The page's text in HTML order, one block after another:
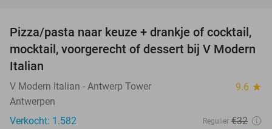
28%
Pizza/pasta naar keuze + drankje of cocktail,
mocktail, voorgerecht of dessert bij V Modern
Italian
V Modern Italian - Antwerp Tower 9.6 star
Antwerpen
Verkocht: 1.582
Regulier €32